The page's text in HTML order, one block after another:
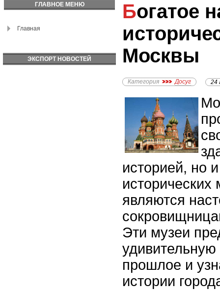
ГЛАВНОЕ МЕНЮ
Главная
ЭКСПОРТ НОВОСТЕЙ
Богатое наследие:
Москвы
Категория Досуг 24
историей, но
исторических
являются
Эти музеи
удивительную
прошлое и
истории